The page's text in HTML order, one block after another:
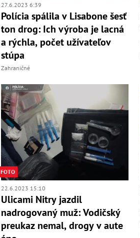
27.6.2023 6:39
Polícia spálila v Lisabone šesť
ton drog: Ich výroba je lacná
a rýchla, počet užívateľov
stúpa
Zahraničné
FOTO
22.6.2023 15:10
Ulicami Nitry jazdil
nadrogovaný muž: Vodičský
preukaz nemal, drogy v aute